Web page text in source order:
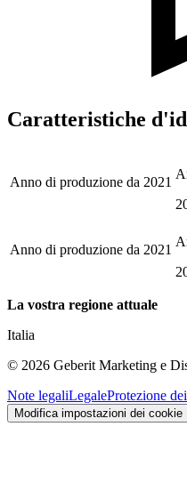
Caratteristiche
Anno di produzione da 2021
Anno di produzione da 2021
La vostra regione attuale
Italia
© 2026 Geberit Marketing e
Note legaliLegaleProtezione
Modifica impostazioni dei cookie